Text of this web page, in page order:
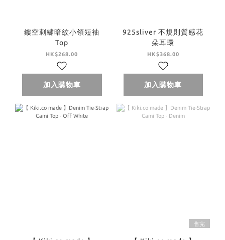
鏤空刺繡暗紋小領短袖
Top
HK$268.00
加入購物車
925sliver 不規則質感花
朵耳環
HK$368.00
加入購物車
售完